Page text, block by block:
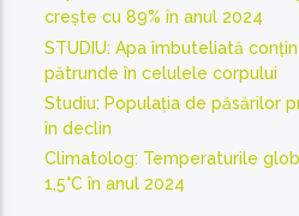
crește cu 89% în anul 2024
STUDIU: Apa îmbuteliată
pătrunde în celulele corpului
Studiu: Populația de păsărilor
în declin
Climatolog: Temperaturile
1,5°C în anul 2024